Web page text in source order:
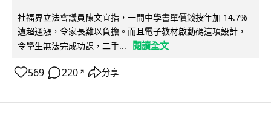
社福界立法會議員陳文宜指，一間中學書單價錢按年加 14.7%
遠超通漲，令家長難以負擔。而且電子教材啟動碼這項設計，
令學生無法完成功課，二手...
閱讀全文
569 220 ↗ 分享